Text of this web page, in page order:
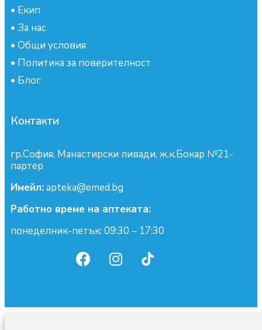
• Екип
• За нас
• Общи условия
• Политика за поверителност
• Блог
Контакти
гр.София, Манастирски ливади, ж.к.Бокар №21-
партер
Имейл:apteka@emed.bg
Работно време на аптеката:
понеделник-петък: 09:30 – 17:30